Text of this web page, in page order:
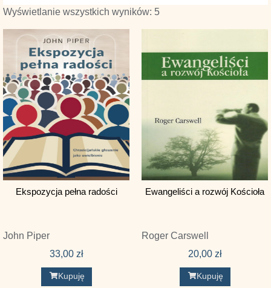
Dane Ortlund
David Helm
David Mathis
Doug Salser
George Smeaton
Gordon L. Addington
Greg Gilbert
Harrison L. Hays
Hendrik Schipper
J. Mack Stiles
Jaquelle Crowe
Jeremie Rinne
John Charles Ryle
Wyświetlanie wszystkich wyników: 5
Ekspozycja pełna radości
John Piper
33,00 zł
Kupuję
Ewangeliści a rozwój Kościoła
Roger Carswell
20,00 zł
Kupuję